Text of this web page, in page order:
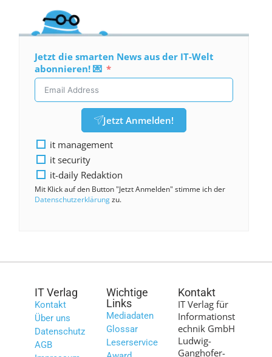
Jetzt die smarten News aus der IT-Welt
abonnieren! 💌
Jetzt Anmelden!
it management
it security
it-daily Redaktion
Mit Klick auf den Button "Jetzt Anmelden" stimme ich der
Datenschutzerklärungzu.
IT Verlag
Kontakt
Über uns
Datenschutz
AGB
Wichtige
Links
Mediadaten
Glossar
Leserservice
Kontakt
IT Verlag für
Informationst
echnik GmbH
Ludwig-
Ganghofer-